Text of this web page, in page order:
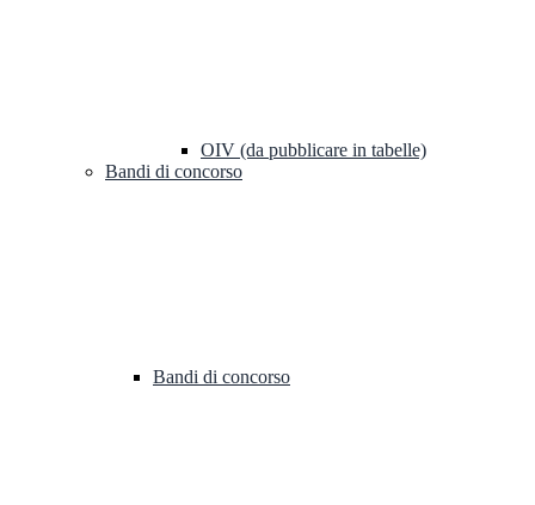
OIV (da pubblicare in tabelle)
Bandi di concorso
Bandi di concorso